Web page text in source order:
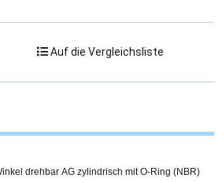
Auf die Vergleichsliste
drehbar AG zylindrisch mit O-Ring (NBR)